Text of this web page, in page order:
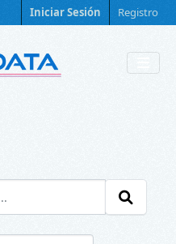
Iniciar Sesión Registro